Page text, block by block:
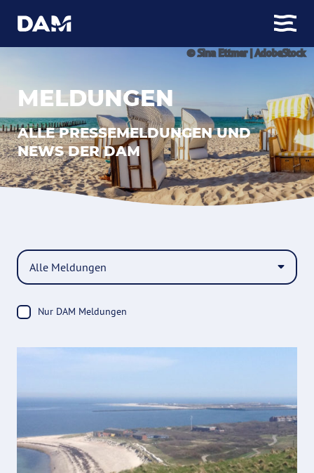
© Sina Ettmer | AdobeStock
MELDUNGEN
ALLE PRESSEMELDUNGEN UND
NEWS DER DAM
Nur DAM Meldungen